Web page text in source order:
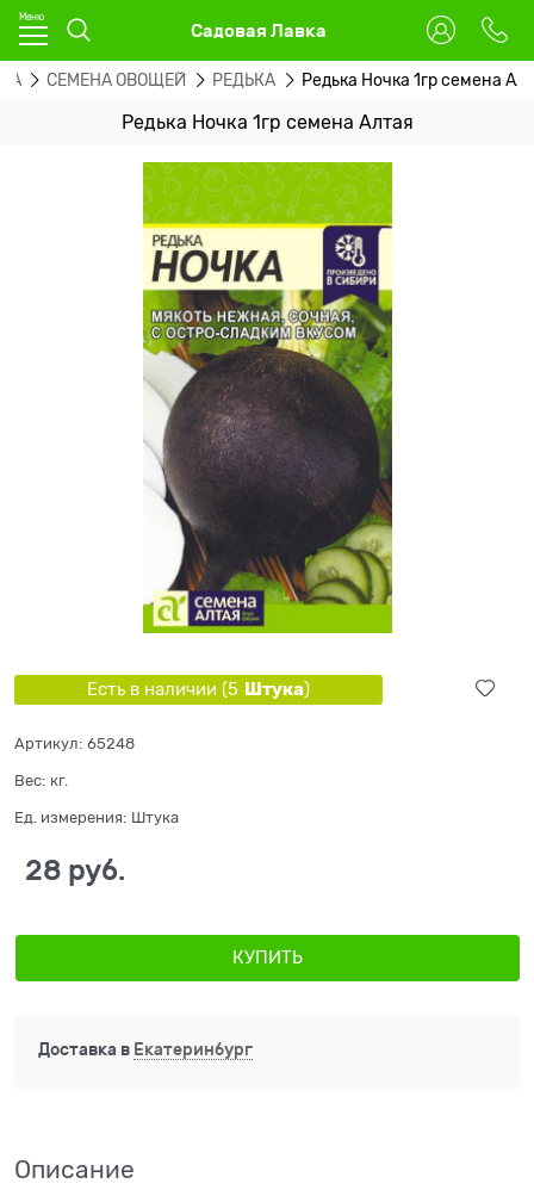
Садовая Лавка
СЕМЕНА ОВОЩЕЙ РЕДЬКА Редька Ночка 1гр семена
Редька Ночка 1гр семена Алтая
Есть в наличии (5 Штука)
Артикул: 65248
Вес: кг.
Ед. измерения: Штука
28 руб.
КУПИТЬ
Доставка в Екатеринбург
Описание